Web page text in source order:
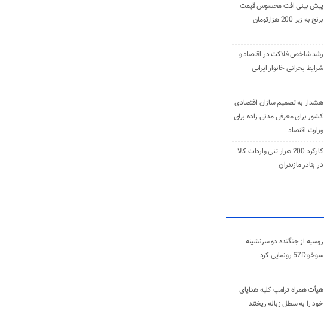
پیش بینی افت محسوس قیمت
برنج به زیر 200 هزارتومان
رشد شاخص فلاکت در اقتصاد و
شرایط بحرانی خانوار ایرانی
هشدار به تصمیم سازان اقتصادی
کشور برای معرفی مدنی زاده برای
وزارت اقتصاد
کارکرد 200 هزار تنی واردات کالا
در بنادر مازندران
روسیه از جنگنده دو سرنشینه
سوخو-57D رونمایی کرد
هیأت همراه ترامپ کلیه هدایای
خود را به سطل زباله ریختند